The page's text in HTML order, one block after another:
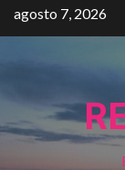
Saltar
al
agosto 7, 2026